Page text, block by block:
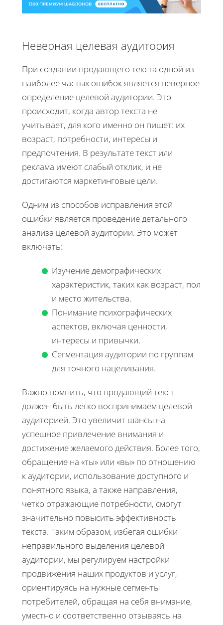
Неверная целевая аудитория
При создании продающего текста одной из
наиболее частых ошибок является неверное
определение целевой аудитории. Это
происходит, когда автор текста не
учитывает, для кого именно он пишет: их
возраст, потребности, интересы и
предпочтения. В результате текст или
реклама имеют слабый отклик, и не
достигаются маркетинговые цели.
Одним из способов исправления этой
ошибки является проведение детального
анализа целевой аудитории. Это может
включать:
Изучение демографических
характеристик, таких как возраст, пол
и место жительства.
Понимание психографических
аспектов, включая ценности,
интересы и привычки.
Сегментация аудитории по группам
для точного нацеливания.
Важно помнить, что продающий текст
должен быть легко воспринимаем целевой
аудиторией. Это увеличит шансы на
успешное привлечение внимания и
достижение желаемого действия. Более того,
обращение на «ты» или «вы» по отношению
к аудитории, использование доступного и
понятного языка, а также направления,
четко отражающие потребности, смогут
значительно повысить эффективность
текста. Таким образом, избегая ошибки
неправильного выделения целевой
аудитории, мы регулируем настройки
продвижения наших продуктов и услуг,
ориентируясь на нужные сегменты
потребителей, обращая на себя внимание,
уместно и соответственно отзываясь на